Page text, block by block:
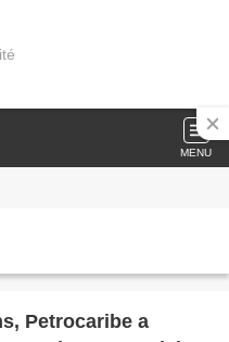
MENU
Petrocaribe a